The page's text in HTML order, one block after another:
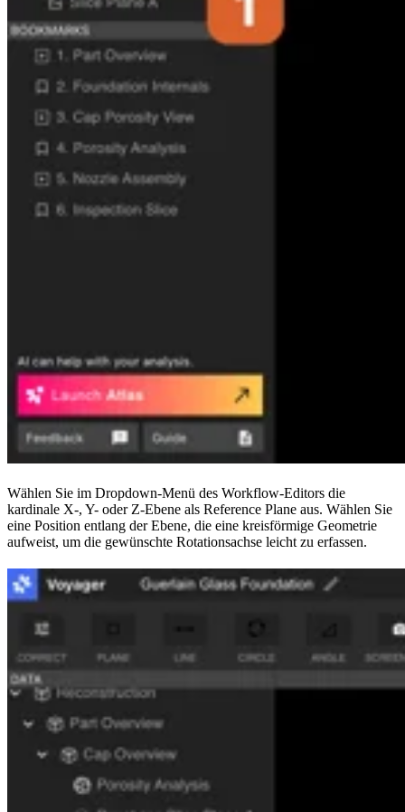
Wählen Sie im Dropdown-Menü des Workflow-Editors die
kardinale X-, Y- oder Z-Ebene als Reference Plane aus. Wählen Sie
eine Position entlang der Ebene, die eine kreisförmige Geometrie
aufweist, um die gewünschte Rotationsachse leicht zu erfassen.